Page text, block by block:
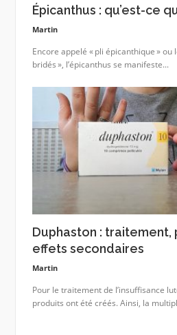
Épicanthus : qu’est-ce
Martin
Encore appelé « pli épicanthique » ou
bridés », l’épicanthus se manifeste...
Duphaston :
effets secondaires
Martin
Pour le traitement de l’insuffisance
produits ont été créés. Ainsi, la